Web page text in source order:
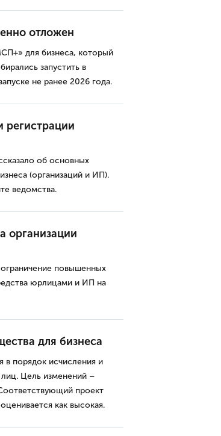
отложен
для бизнеса, который
запустить в
не ранее 2026 года.
регистрации
об основных
(организаций и ИП).
ведомства.
организации
повышенных
юрлицами и ИП на
для бизнеса
в порядок исчисления и
Цель изменений –
проект
как высокая.